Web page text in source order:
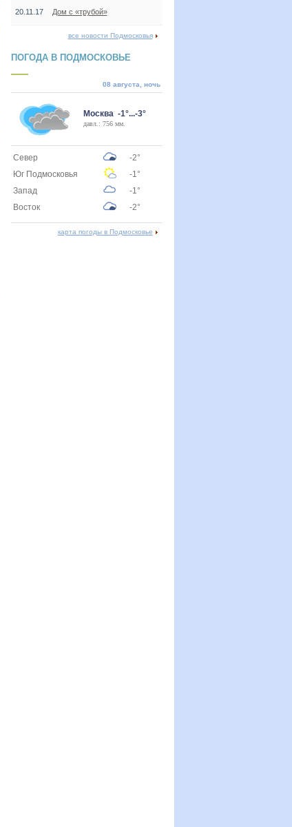
20.11.17 Дом с «трубой»
все новости Подмосковья
ПОГОДА В ПОДМОСКОВЬЕ
08 августа, ночь
Москва -1°...-3°
давл.: 756 мм.
Север
-2°
Юг Подмосковья
-1°
Запад
-1°
Восток
-2°
карта погоды в Подмосковье